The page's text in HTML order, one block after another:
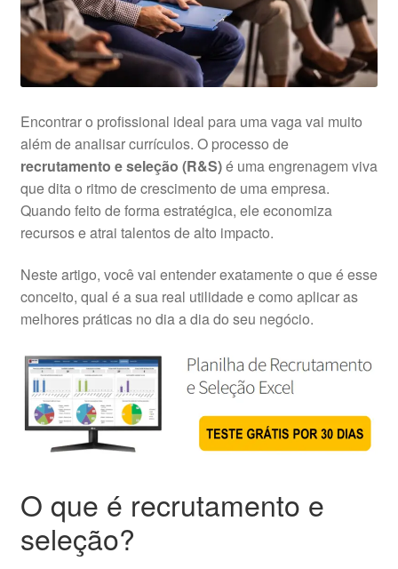
Encontrar o profissional ideal para uma vaga vai muito
além de analisar currículos. O processo de
recrutamento e seleção (R&S)é uma engrenagem viva
que dita o ritmo de crescimento de uma empresa.
Quando feito de forma estratégica, ele economiza
recursos e atrai talentos de alto impacto.
Neste artigo, você vai entender exatamente o que é esse
conceito, qual é a sua real utilidade e como aplicar as
melhores práticas no dia a dia do seu negócio.
O que é recrutamento e
seleção?